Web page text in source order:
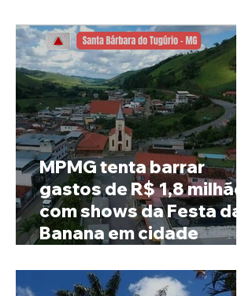
MPMG tenta barrar
gastos de R$ 1,8 milhão
com shows da Festa da
Banana em cidade
4 mil habitantes